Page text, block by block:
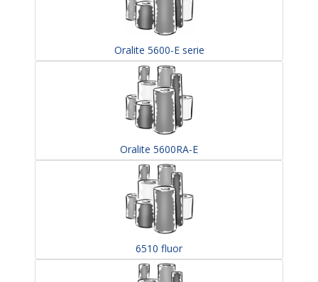
Oralite 5600-E serie
Oralite 5600RA-E
6510 fluor